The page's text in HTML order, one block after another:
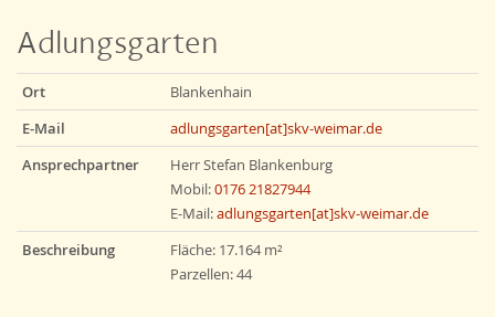
Adlungsgarten
Ort
Blankenhain
E-Mail
adlungsgarten[at]skv-weimar.de
Ansprechpartner
Herr Stefan Blankenburg
Mobil:0176 21827944
E-Mail:adlungsgarten[at]skv-weimar.de
Beschreibung
Fläche: 17.164 m²
Parzellen: 44